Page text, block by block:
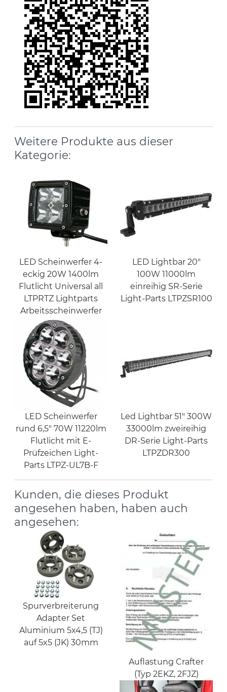
Weitere Produkte aus dieser
Kategorie:
LED Scheinwerfer 4-
eckig 20W 1400lm
Flutlicht Universal all
LTPRTZ Lightparts
Arbeitsscheinwerfer
LED Lightbar 20"
100W 11000lm
einreihig SR-Serie
Light-Parts LTPZSR100
LED Scheinwerfer
rund 6,5" 70W 11220lm
Flutlicht mit E-
Prüfzeichen Light-
Parts LTPZ-UL7B-F
Led Lightbar 51" 300W
33000lm zweireihig
DR-Serie Light-Parts
LTPZDR300
Kunden, die dieses Produkt
angesehen haben, haben auch
angesehen:
Spurverbreiterung
Adapter Set
Aluminium 5x4,5 (TJ)
auf 5x5 (JK) 30mm
Auflastung Crafter
(Typ 2EKZ, 2FJZ)